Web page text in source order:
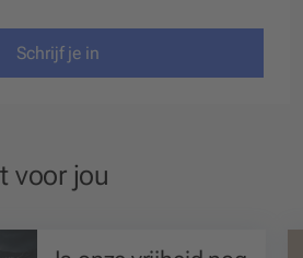
Schrijf je in
voor jou